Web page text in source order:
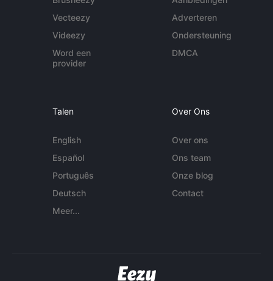
Vecteezy
Videezy
Word een
provider
Adverteren
Ondersteuning
DMCA
Talen
English
Español
Português
Deutsch
Meer...
Over Ons
Over ons
Ons team
Onze blog
Contact